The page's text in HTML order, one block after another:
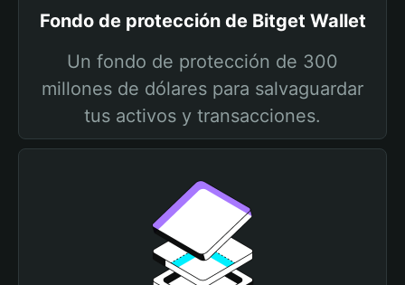
Fondo de protección de Bitget Wallet
Un fondo de protección de 300
millones de dólares para salvaguardar
tus activos y transacciones.